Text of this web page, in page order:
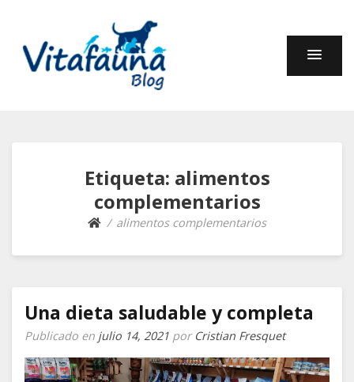
Etiqueta: alimentos
complementarios
alimentos complementarios
Una dieta saludable y completa
Publicado en julio 14, 2021 por Cristian Fresquet